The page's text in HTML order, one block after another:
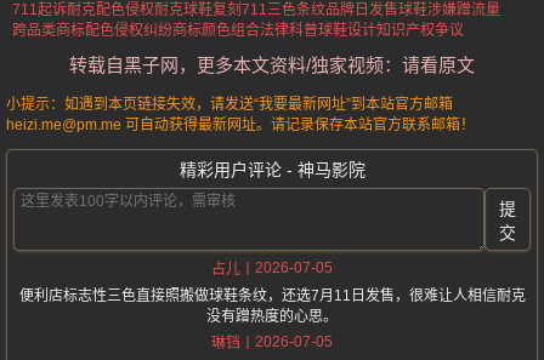
711起诉耐克配色侵权耐克球鞋复刻711三色条纹品牌日发售球鞋涉嫌蹭流量
跨品类商标配色侵权纠纷商标颜色组合法律科普球鞋设计知识产权争议
转载自黑子网，更多本文资料/独家视频：请看原文
小提示：如遇到本页链接失效，请发送“我要最新网址”到本站官方邮箱
heizi.me@pm.me 可自动获得最新网址。请记录保存本站官方联系邮箱！
精彩用户评论 - 神马影院
提
交
占儿
2026-07-05
便利店标志性三色直接照搬做球鞋条纹，还选7月11日发售，很难让人相信耐克
没有蹭热度的心思。
琳铛
2026-07-05